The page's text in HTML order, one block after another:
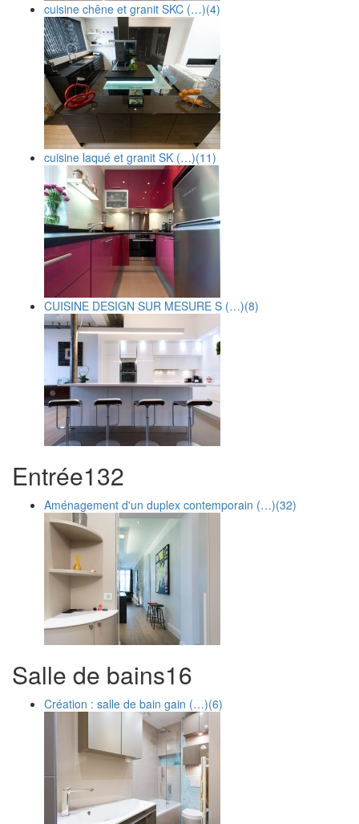
cuisine chêne et granit SKC (…)(4)
cuisine laqué et granit SK (…)(11)
CUISINE DESIGN SUR MESURE S (…)(8)
Entrée132
Aménagement d'un duplex contemporain (…)(32)
Salle de bains16
Création : salle de bain gain (…)(6)